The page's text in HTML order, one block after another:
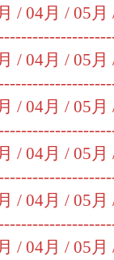
/ 04月 / 05月
/ 04月 / 05月
/ 04月 / 05月
/ 04月 / 05月
/ 04月 / 05月
/ 04月 / 05月